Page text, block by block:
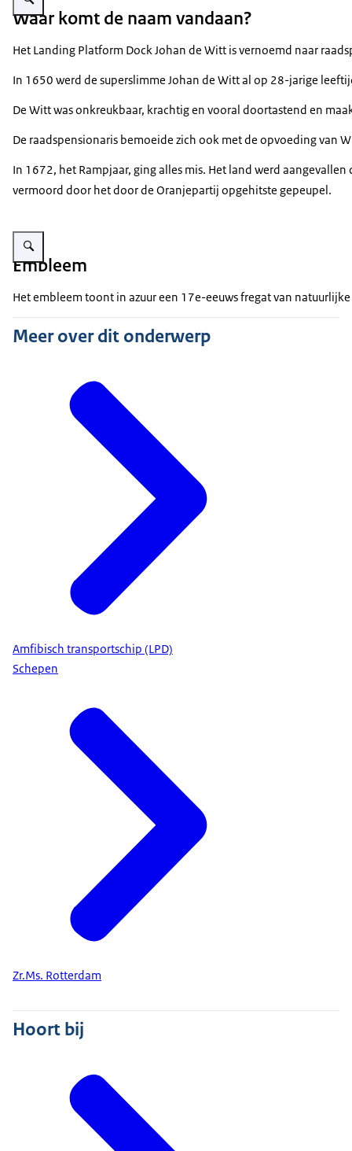
Waar komt de naam vandaan?
Het Landing Platform DockJohan de Witt is vernoemd naar
In 1650 werd de superslimme Johan de Witt al op 28-jarige
De Witt was onkreukbaar, krachtig en vooral doortastend en
De raadspensionaris bemoeide zich ook met de opvoeding van
In 1672, het Rampjaar, ging alles mis. Het land werd
vermoord door het door de Oranjepartij opgehitste gepeupel.
Vergroot afbeelding Embleem Zr.Ms. Johan de Witt
Embleem
Het embleem toont in azuur een 17e-eeuws fregat van
Meer over dit onderwerp
Amfibisch transportschip (LPD)
Schepen
Zr.Ms. Rotterdam
Hoort bij